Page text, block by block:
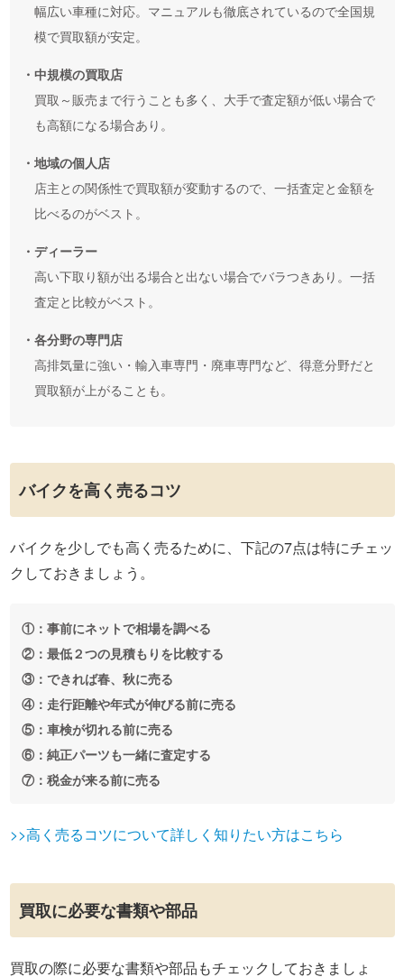
幅広い車種に対応。マニュアルも徹底されているので全国規
模で買取額が安定。
・中規模の買取店
買取～販売まで行うことも多く、大手で査定額が低い場合で
も高額になる場合あり。
・地域の個人店
店主との関係性で買取額が変動するので、一括査定と金額を
比べるのがベスト。
・ディーラー
高い下取り額が出る場合と出ない場合でバラつきあり。一括
査定と比較がベスト。
・各分野の専門店
高排気量に強い・輸入車専門・廃車専門など、得意分野だと
買取額が上がることも。
バイクを高く売るコツ
バイクを少しでも高く売るために、下記の7点は特にチェッ
クしておきましょう。
①：事前にネットで相場を調べる
②：最低２つの見積もりを比較する
③：できれば春、秋に売る
④：走行距離や年式が伸びる前に売る
⑤：車検が切れる前に売る
⑥：純正パーツも一緒に査定する
⑦：税金が来る前に売る
>>高く売るコツについて詳しく知りたい方はこちら
買取に必要な書類や部品
買取の際に必要な書類や部品もチェックしておきましょ